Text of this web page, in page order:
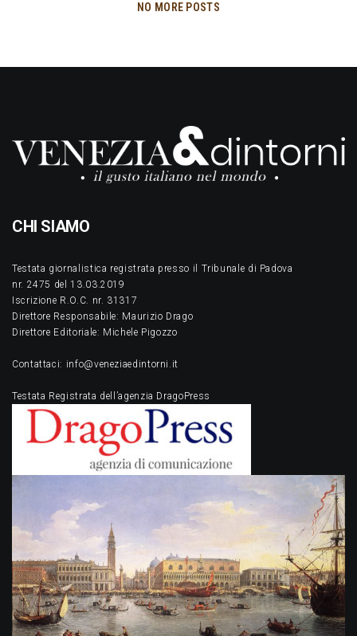
NO MORE POSTS
CHI SIAMO
Testata giornalistica registrata presso il Tribunale di Padova
nr. 2475 del 13.03.2019
Iscrizione R.O.C. nr. 31317
Direttore Responsabile: Maurizio Drago
Direttore Editoriale: Michele Pigozzo
Contattaci: info@veneziaedintorni.it
Testata Registrata dell’agenzia DragoPress